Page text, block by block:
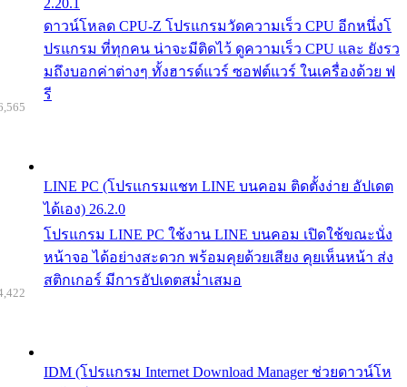
2.20.1
ดาวน์โหลด CPU-Z โปรแกรมวัดความเร็ว CPU อีกหนึ่งโ
ปรแกรม ที่ทุกคน น่าจะมีติดไว้ ดูความเร็ว CPU และ ยังรว
มถึงบอกค่าต่างๆ ทั้งฮารด์แวร์ ซอฟต์แวร์ ในเครื่องด้วย ฟ
รี
LINE PC (โปรแกรมแชท LINE บนคอม ติดตั้งง่าย อัปเดต
ได้เอง) 26.2.0
โปรแกรม LINE PC ใช้งาน LINE บนคอม เปิดใช้ขณะนั่ง
หน้าจอ ได้อย่างสะดวก พร้อมคุยด้วยเสียง คุยเห็นหน้า ส่ง
สติกเกอร์ มีการอัปเดตสม่ำเสมอ
IDM (โปรแกรม Internet Download Manager ช่วยดาวน์โห